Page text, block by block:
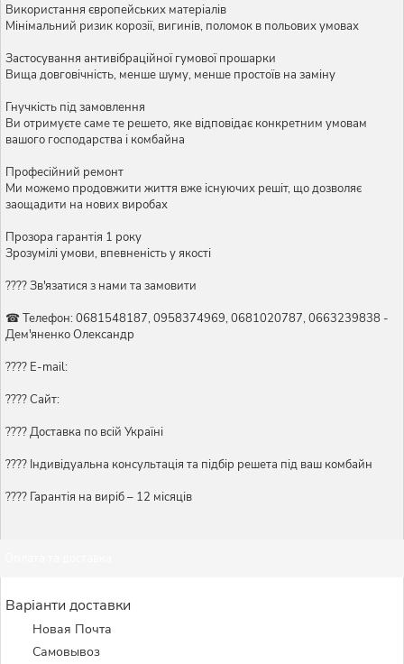
Використання європейських матеріалів
Мінімальний ризик корозії, вигинів, поломок в польових умовах
Застосування антивібраційної гумової прошарки
Вища довговічність, менше шуму, менше простоїв на заміну
Гнучкість під замовлення
Ви отримуєте саме те решето, яке відповідає конкретним умовам
вашого господарства і комбайна
Професійний ремонт
Ми можемо продовжити життя вже існуючих решіт, що дозволяє
заощадити на нових виробах
Прозора гарантія 1 року
Зрозумілі умови, впевненість у якості
???? Зв'язатися з нами та замовити
☎ Телефон: 0681548187, 0958374969, 0681020787, 0663239838 -
Дем'яненко Олександр
???? E-mail:
???? Сайт:
???? Доставка по всій Україні
????️ Індивідуальна консультація та підбір решета під ваш комбайн
???? Гарантія на виріб – 12 місяців
Варіанти доставки
Новая Почта
Самовывоз